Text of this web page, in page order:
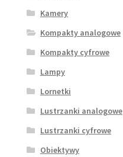
Kamery
Kompakty analogowe
Kompakty cyfrowe
Lampy
Lornetki
Lustrzanki analogowe
Lustrzanki cyfrowe
Obiektywy